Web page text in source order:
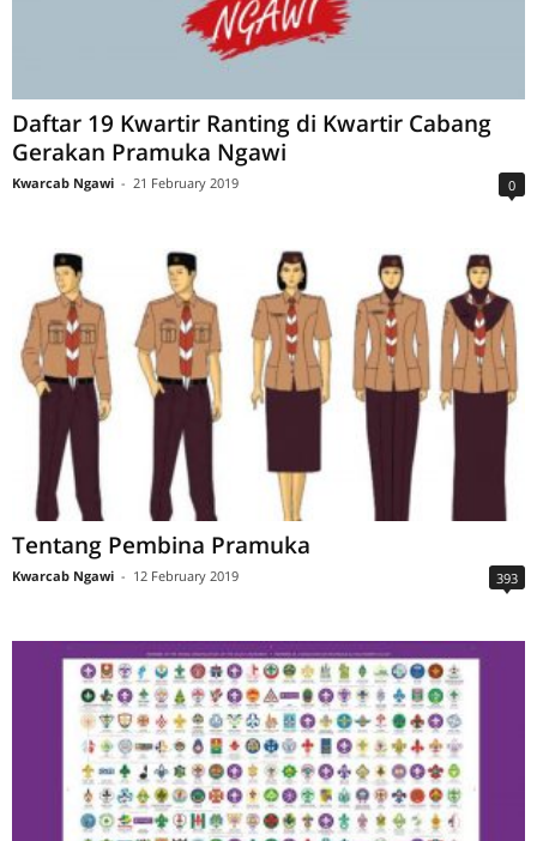
Daftar 19 Kwartir Ranting di Kwartir Cabang
Gerakan Pramuka Ngawi
Kwarcab Ngawi - 21 February 2019 0
Tentang Pembina Pramuka
Kwarcab Ngawi - 12 February 2019 393